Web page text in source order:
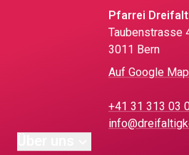
Pfarrei
Taubenstrasse
3011 Bern
Auf Google
+41 31 313 03